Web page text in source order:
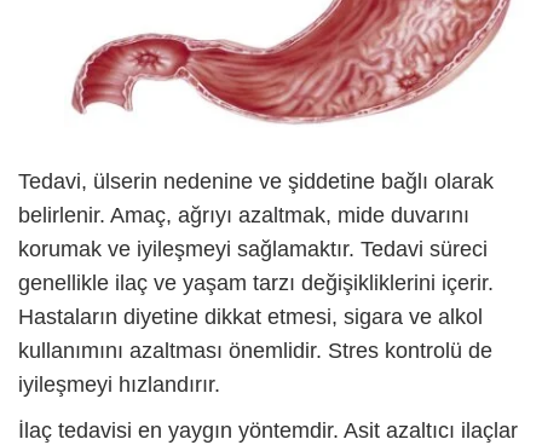
Tedavi, ülserin nedenine ve şiddetine bağlı olarak
belirlenir. Amaç, ağrıyı azaltmak, mide duvarını
korumak ve iyileşmeyi sağlamaktır. Tedavi süreci
genellikle ilaç ve yaşam tarzı değişikliklerini içerir.
Hastaların diyetine dikkat etmesi, sigara ve alkol
kullanımını azaltması önemlidir. Stres kontrolü de
iyileşmeyi hızlandırır.
İlaç tedavisi en yaygın yöntemdir. Asit azaltıcı ilaçlar